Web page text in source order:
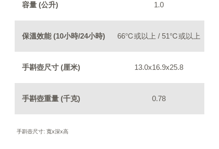
容量 (公升) 1.0
保溫效能 (10小時/24小時) 66℃或以上 / 51℃或以上
手斟壺尺寸 (厘米) 13.0x16.9x25.8
手斟壺重量 (千克) 0.78
手斟壺尺寸: 寬x深x高